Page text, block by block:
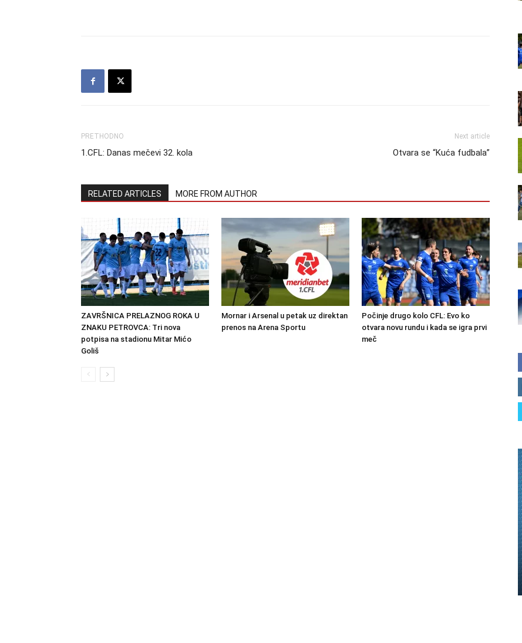
PRETHODNO
1.CFL: Danas mečevi 32. kola
Next article
Otvara se “Kuća fudbala”
RELATED ARTICLES MORE FROM AUTHOR
ZAVRŠNICA PRELAZNOG ROKA U
ZNAKU PETROVCA: Tri nova
potpisa na stadionu Mitar Mićo
Goliš
Mornar i Arsenal u petak uz direktan
prenos na Arena Sportu
Počinje drugo kolo CFL: Evo ko
otvara novu rundu i kada se igra prvi
meč